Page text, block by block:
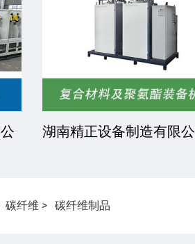
东莞市凯文化工有限公司
碳纤维 > 碳纤维制品